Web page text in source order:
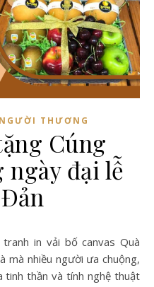
THƯƠNG
Cúng
đại lễ
mà nhiều người ưa chuộng,
tinh thần và tính nghệ thuật